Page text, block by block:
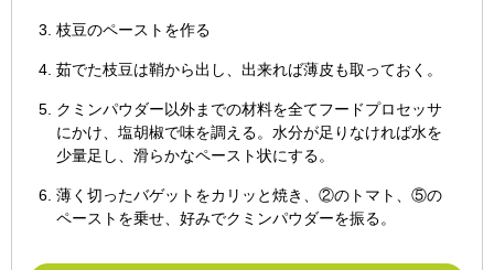
枝豆のペーストを作る
茹でた枝豆は鞘から出し、出来れば薄皮も取っておく。
クミンパウダー以外までの材料を全てフードプロセッサ
にかけ、塩胡椒で味を調える。水分が足りなければ水を
少量足し、滑らかなペースト状にする。
薄く切ったバゲットをカリッと焼き、②のトマト、⑤の
ペーストを乗せ、好みでクミンパウダーを振る。